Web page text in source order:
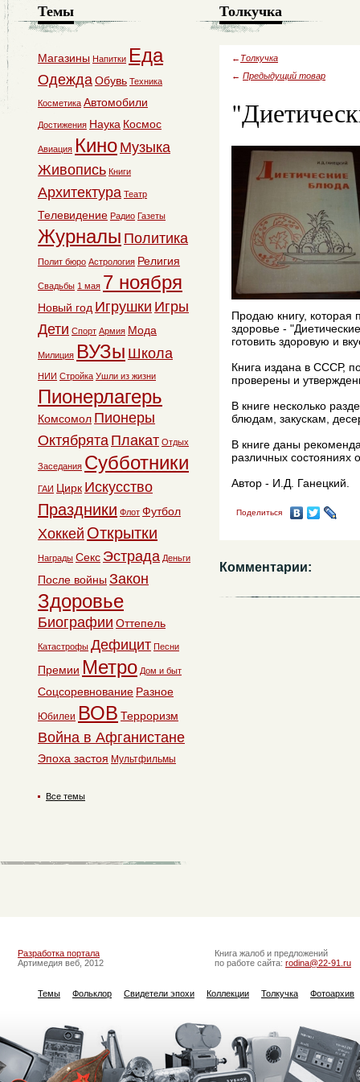
Толкучка
← Толкучка
← Предыдущий товар
Продаю книгу, которая
здоровье -
готовить здоровую и
Книга издана в СССР,
проверены и
В книге несколько
блюдам, закускам,
В книге даны
различных состояниях
Автор - И.Д. Ганецкий.
Поделиться
Комментарии:
Темы
Магазины Напитки Еда
ОдеждаОбувь Техника
Косметика Автомобили
Достижения Наука Космос
Авиация Кино Музыка
Живопись Книги
Архитектура Театр
Телевидение Радио Газеты
Журналы Политика
Полит бюро Астрология Религия
Свадьбы 1 мая 7 ноября
Новый год Игрушки Игры
Дети Спорт Армия Мода
Милиция ВУЗы Школа
НИИ Стройка Ушли из жизни
Пионерлагерь
Комсомол Пионеры
Октябрята Плакат Отдых
Заседания Субботники
ГАИ Цирк Искусство
Праздники Флот Футбол
Хоккей Открытки
Награды Секс Эстрада Деньги
После войны Закон
Здоровье
Биографии Оттепель
Катастрофы Дефицит Песни
Премии Метро Дом и быт
Соцсоревнование Разное
Юбилеи ВОВ Терроризм
Война в Афганистане
Эпоха застоя Мультфильмы
Все темы
Разработка портала
Артимедия веб, 2012
Книга жалоб и предложений
по работе сайта: rodina@22-91.ru
Темы Фольклор Свидетели эпохи Коллекции Толкучка Фотоархив